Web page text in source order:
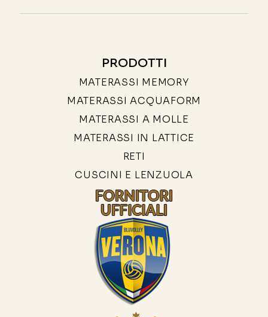
PRODOTTI
MATERASSI MEMORY
MATERASSI ACQUAFORM
MATERASSI A MOLLE
MATERASSI IN LATTICE
RETI
CUSCINI E LENZUOLA